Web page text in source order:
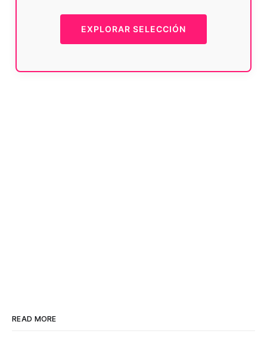
EXPLORAR SELECCIÓN
READ MORE